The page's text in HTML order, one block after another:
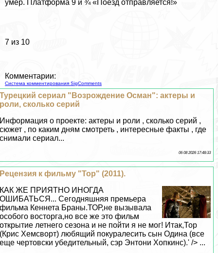
умер. Платформа 9 и ¾ «Поезд отправляется!»
7 из 10
Комментарии:
Система комментирования SigComments
Турецкий сериал "Возрождение Осман": актеры и
роли, сколько серий
Информация о проекте: актеры и роли , сколько серий ,
сюжет , по каким дням смотреть , интересные факты , где
снимали сериал...
06 08 2026 17:48:33
Рецензия к фильму "Тор" (2011).
КАК ЖЕ ПРИЯТНО ИНОГДА
ОШИБАТЬСЯ... Сегодняшняя премьера
фильма Кеннета Браны.ТОР,не вызывала
особого восторга,но все же это фильм
открытие летнего сезона и не пойти я не мог! Итак,Тор
(Крис Хемсворт) любящий покуралесить сын Одина (все
еще чертовски убедительный, сэр Энтони Хопкинс).' /> ...